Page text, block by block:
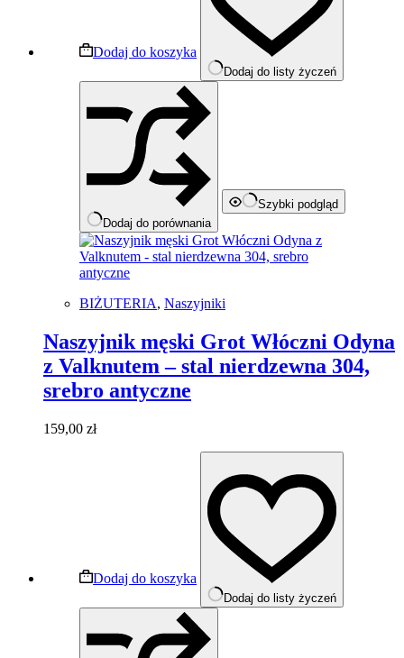
Dodaj do koszyka
Dodaj do listy życzeń
Dodaj do porównania
Szybki podgląd
BIŻUTERIA, Naszyjniki
Naszyjnik męski Grot Włóczni Odyna
z Valknutem – stal nierdzewna 304,
srebro antyczne
159,00 zł
Dodaj do koszyka
Dodaj do listy życzeń